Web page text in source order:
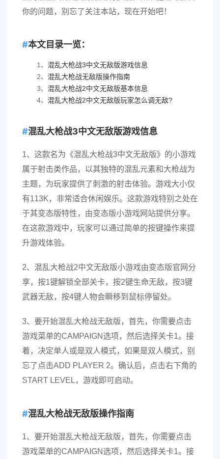
你的问题，别忘了关注本站，现在开始吧！
本文目录一览：
1、 混乱大枪战3中文无敌版游戏信息
2、 混乱大枪战无敌版操作指南
3、 混乱大枪战2中文无敌版基本信息
4、 混乱大枪战2中文无敌版玩家怎么调无敌?
混乱大枪战3中文无敌版游戏信息
1、这款名为《混乱大枪战3中文无敌版》的小游戏
属于射击类作品，以其独特的混乱元素和大枪战为
主题，为玩家提供了刺激的射击体验。游戏大小仅
有113K，非常适合休闲娱乐。这款游戏特别之处在
于其变态版特性，由变态版小游戏网站提供分享。
在这款游戏中，玩家可以通过简单的按键操作来提
升游戏体验。
2、混乱大枪战2中文无敌版小游戏由变态版官网分
享，按1键解锁全部关卡，按2键生命无敌，按3键
武器无敌，按4键人物会瞬移到鼠标停留处。
3、要开始混乱大枪战无敌版，首先，你需要点击
游戏菜单的CAMPAIGN选项，然后选择关卡1。接
着，决定单人或是双人模式，如果是双人模式，别
忘了点击ADD PLAYER 2。确认后，点击右下角的
START LEVEL，游戏即可启动。
混乱大枪战无敌版操作指南
1、要开始混乱大枪战无敌版，首先，你需要点击
游戏菜单的CAMPAIGN选项，然后选择关卡1。接